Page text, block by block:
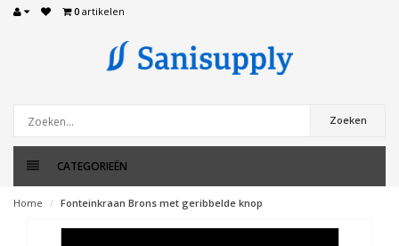
0 artikelen
Zoeken
CATEGORIEËN
Home Fonteinkraan Brons met geribbelde knop